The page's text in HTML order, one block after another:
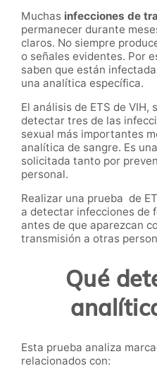
Muchas infecciones de
permanecer durante
claros. No siempre
o señales evidentes. Por
saben que están
una analítica específica.
El análisis de ETS de
detectar tres de las
sexual más importantes
analítica de sangre. Es
solicitada tanto por
personal.
Realizar una prueba de
a detectar infecciones de
antes de que aparezcan
transmisión a otras
Qué
Esta prueba analiza
relacionados con: